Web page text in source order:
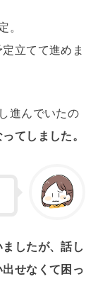
立てて進めま
進んでいたの
てしました。
したが、話し
せなくて困っ